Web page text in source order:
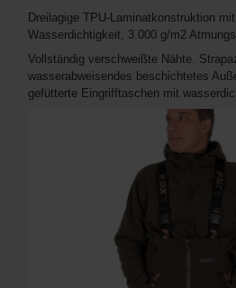
Dreilagige TPU-Laminatkonstruktion
Wasserdichtigkeit, 3.000 g/m2
Vollständig verschweißte Nähte.
wasserabweisendes beschichtetes
gefütterte Eingrifftaschen mit